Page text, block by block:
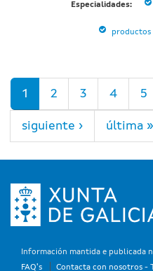
Especialidades:
productos
Páginas
1 2 3 4 5
siguiente › última »
Información mantida e publicada
FAQ's
Contacta con nosotros -